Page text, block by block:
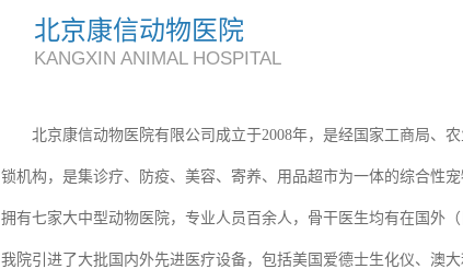
北京康信动物医院
KANGXIN ANIMAL HOSPITAL
北京康信动物医院有限公司成立于2008年，是经国家工商局、
锁机构，是集诊疗、防疫、美容、寄养、用品超市为一体的综合性
拥有七家大中型动物医院，专业人员百余人，骨干医生均有在国外
我院引进了大批国内外先进医疗设备，包括美国爱德士生化仪、澳